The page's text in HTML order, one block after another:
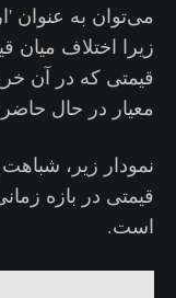
می‌توان به عنوان
زیرا اختلاف میان
قیمتی که در آن
معیار در حال حاضر قیمت ۱۷,۱۸۰ دلار
نمودار زیر،
است.